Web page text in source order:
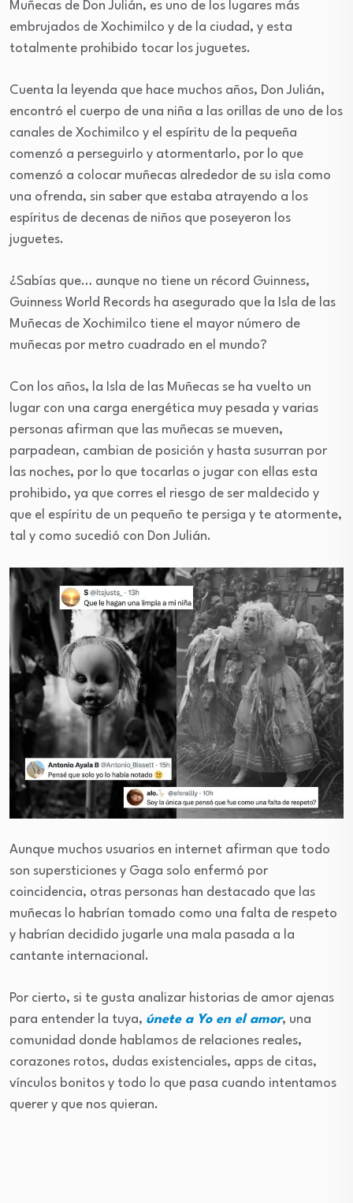
Muñecas de Don Julián, es uno de los lugares más
embrujados de Xochimilco y de la ciudad, y esta
totalmente prohibido tocar los juguetes.
Cuenta la leyenda que hace muchos años, Don Julián,
encontró el cuerpo de una niña a las orillas de uno de los
canales de Xochimilco y el espíritu de la pequeña
comenzó a perseguirlo y atormentarlo, por lo que
comenzó a colocar muñecas alrededor de su isla como
una ofrenda, sin saber que estaba atrayendo a los
espíritus de decenas de niños que poseyeron los
juguetes.
¿Sabías que… aunque no tiene un récord Guinness,
Guinness World Records ha asegurado que la Isla de las
Muñecas de Xochimilco tiene el mayor número de
muñecas por metro cuadrado en el mundo?
Con los años, la Isla de las Muñecas se ha vuelto un
lugar con una carga energética muy pesada y varias
personas afirman que las muñecas se mueven,
parpadean, cambian de posición y hasta susurran por
las noches, por lo que tocarlas o jugar con ellas esta
prohibido, ya que corres el riesgo de ser maldecido y
que el espíritu de un pequeño te persiga y te atormente,
tal y como sucedió con Don Julián.
Aunque muchos usuarios en internet afirman que todo
son supersticiones y Gaga solo enfermó por
coincidencia, otras personas han destacado que las
muñecas lo habrían tomado como una falta de respeto
y habrían decidido jugarle una mala pasada a la
cantante internacional.
Por cierto, si te gusta analizar historias de amor ajenas
para entender la tuya, únete a Yo en el amor, una
comunidad donde hablamos de relaciones reales,
corazones rotos, dudas existenciales, apps de citas,
vínculos bonitos y todo lo que pasa cuando intentamos
querer y que nos quieran.